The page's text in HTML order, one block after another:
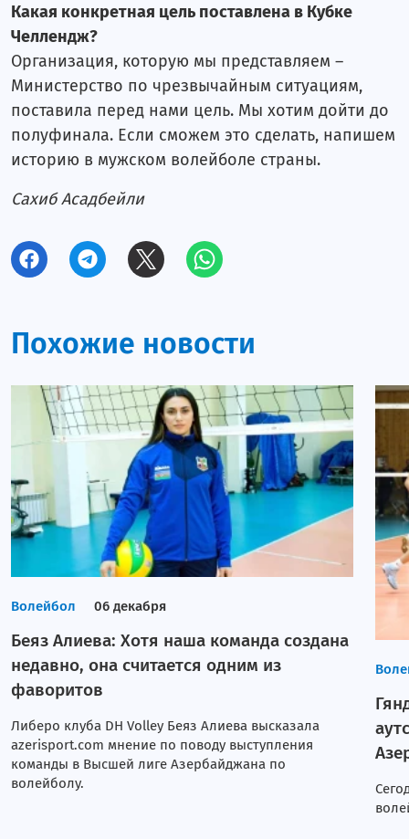
Какая конкретная цель поставлена в Кубке
Челлендж?
Организация, которую мы представляем –
Министерство по чрезвычайным ситуациям,
поставила перед нами цель. Мы хотим дойти до
полуфинала. Если сможем это сделать, напишем
историю в мужском волейболе страны.
Сахиб Асадбейли
Похожие новости
Волейбол 06 декабря
Беяз Алиева: Хотя наша команда создана
недавно, она считается одним из
фаворитов
Либеро клуба DH Volley Беяз Алиева высказала
azerisport.com мнение по поводу выступления
команды в Высшей лиге Азербайджана по
волейболу.